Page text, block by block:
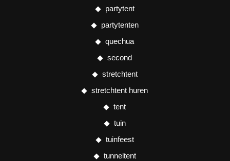
partytent
partytenten
quechua
second
stretchtent
stretchtent huren
tent
tuin
tuinfeest
tunneltent